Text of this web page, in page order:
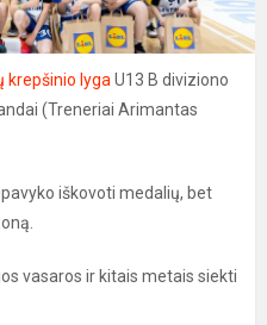
krepšinio lyga U13 B diviziono
(Treneriai Arimantas
iškovoti medalių, bet
vasaros ir kitais metais siekti